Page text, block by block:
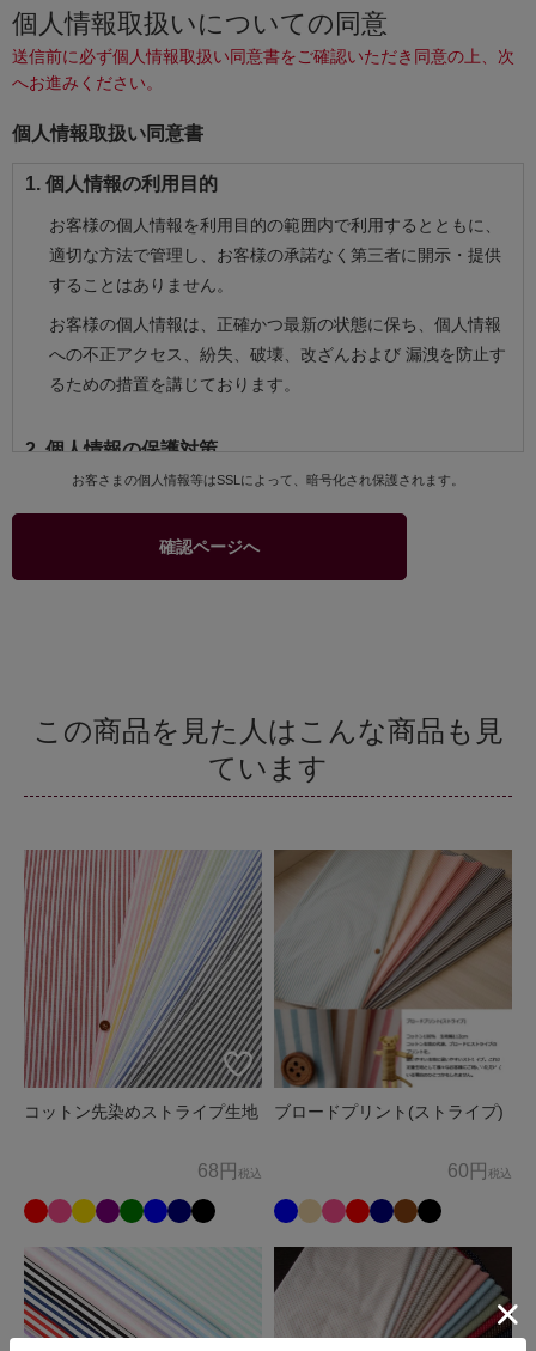
個人情報取扱いについての同意
送信前に必ず個人情報取扱い同意書をご確認いただき同意の上、次
へお進みください。
個人情報取扱い同意書
1. 個人情報の利用目的
お客様の個人情報を利用目的の範囲内で利用するとともに、
適切な方法で管理し、お客様の承諾なく第三者に開示・提供
することはありません。
お客様の個人情報は、正確かつ最新の状態に保ち、個人情報
への不正アクセス、紛失、破壊、改ざんおよび 漏洩を防止す
るための措置を講じております。
2. 個人情報の保護対策
当社および当社関連会社のお客様への商品配送業務、お客様
へのより良いサービスを提供するためのアフターサービス等
を実施させていただくため、お客様の個人情報を利用いたし
ます。
商品の購入等において、クレジットカード等による代金決済
を行う場合に、クレジットカード等の有効性を確認するため
商品の発送、メールマガジンの配信にお客様の個人情報を利
用いたします。
上記以外の目的でお客様の了承なく、お客様の個人情報を利
用することはありません。
3. 個人情報の外部委託
お客様よりお預かりした個人情報の処理を外部へ委託する場
合には、漏洩などを行わないよう、適切な管理を実施いたし
4. お問合せ
望される場合には、下記窓口までご連絡下さい。
すみやかに対応させていただきます。
お客さまの個人情報等はSSLによって、暗号化され保護されます。
確認ページへ
この商品を見た人はこんな商品も見
ています
コットン先染めストライプ生地
68円 税込
ブロードプリント(ストライプ)
60円 税込